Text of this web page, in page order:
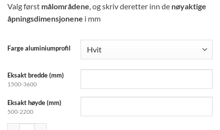
Valg først målområdene, og skriv deretter inn de nøyaktige
åpningsdimensjonene i mm
Farge aluminiumprofil
Eksakt bredde (mm)
1500-3600
Eksakt høyde (mm)
500-2200